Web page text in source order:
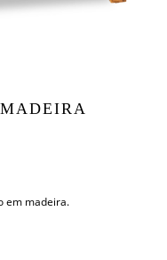
em madeira.